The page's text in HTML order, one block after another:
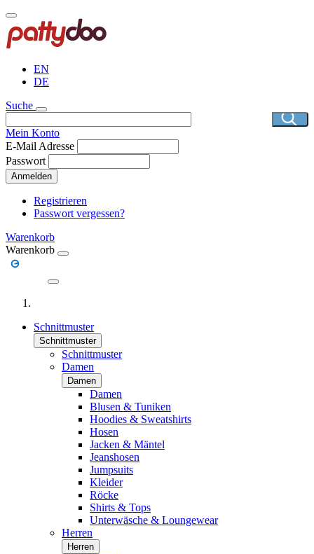
Direkt
zum
Inhalt
EN
DE
Suche
Mein Konto
E-Mail Adresse
Passwort
Anmelden
Registrieren
Passwort vergessen?
Warenkorb
Warenkorb
Schnittmuster
Schnittmuster
Schnittmuster
Damen
Damen
Damen
Blusen & Tuniken
Hoodies & Sweatshirts
Hosen
Jacken & Mäntel
Jeanshosen
Jumpsuits
Kleider
Röcke
Shirts & Tops
Unterwäsche & Loungewear
Herren
Herren